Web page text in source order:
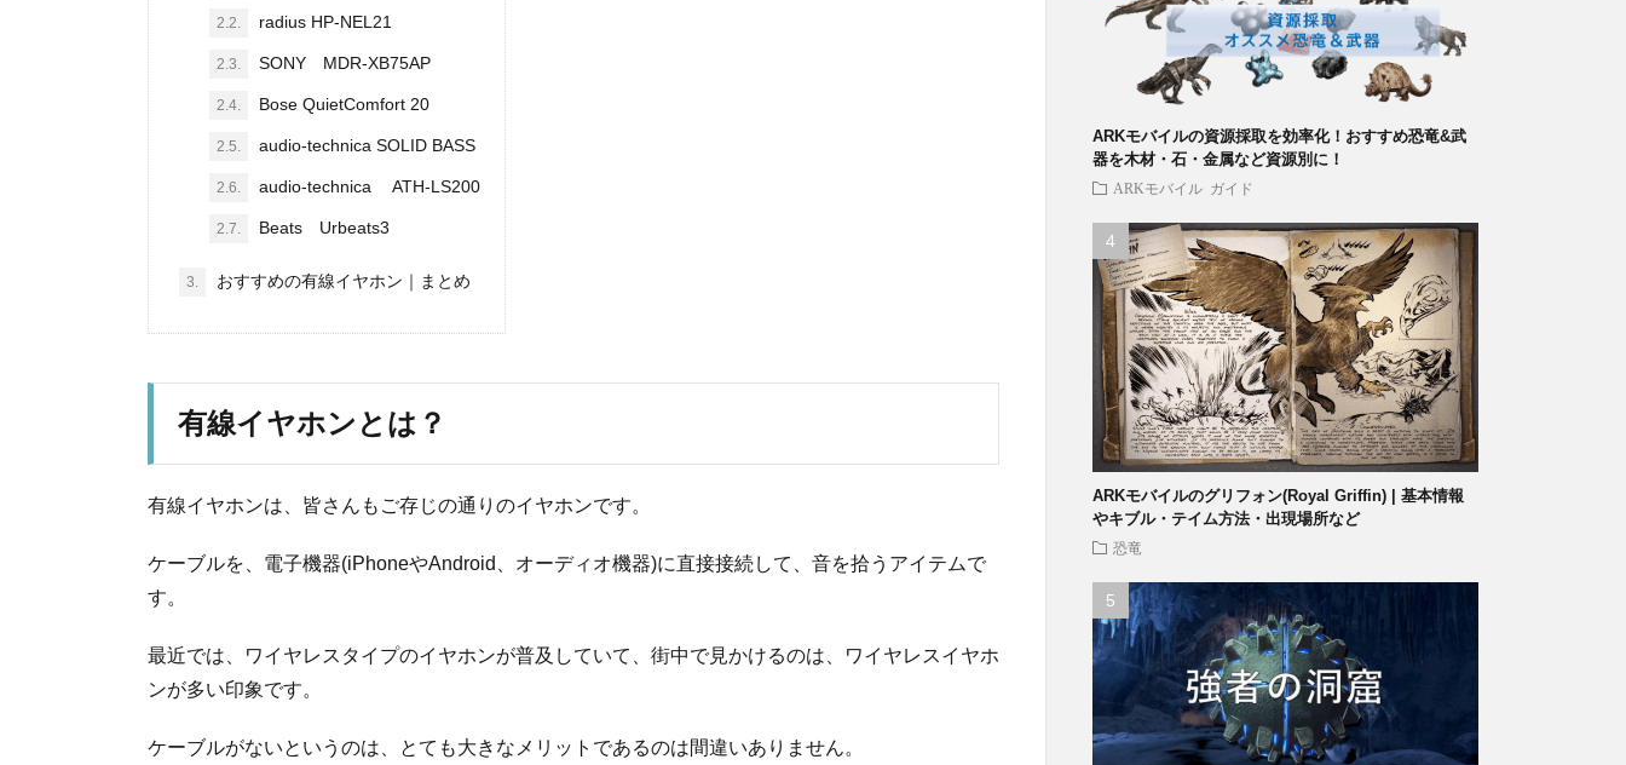
2.2. radius HP-NEL21
2.3. SONY MDR-XB75AP
2.4. Bose QuietComfort 20
2.5. audio-technica SOLID BASS
2.6. audio-technica ATH-LS200
2.7. Beats Urbeats3
3. おすすめの有線イヤホン｜まとめ
有線イヤホンとは？
有線イヤホンは、皆さんもご存じの通りのイヤホンです。
ケーブルを、電子機器(iPhoneやAndroid、オーディオ機器)に直接接続して、音を拾うアイテムで
す。
最近では、ワイヤレスタイプのイヤホンが普及していて、街中で見かけるのは、ワイヤレスイヤホ
ンが多い印象です。
ケーブルがないというのは、とても大きなメリットであるのは間違いありません。
ARKモバイルの資源採取を効率化！おすすめ恐竜&武
器を木材・石・金属など資源別に！
ARKモバイル ガイド
ARKモバイルのグリフォン(Royal Griffin) | 基本情報
やキブル・テイム方法・出現場所など
恐竜